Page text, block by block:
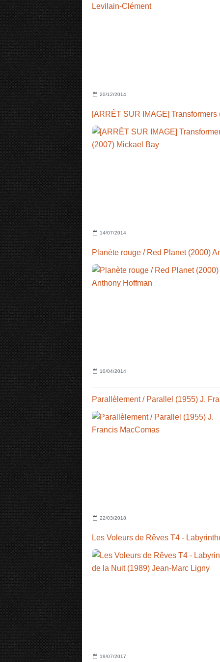
20/12/2014
14/07/2014
10/04/2014
22/03/2018
19/07/2017